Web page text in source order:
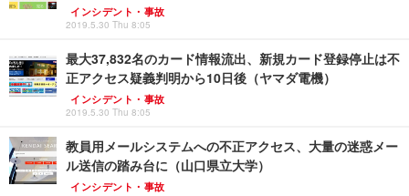
インシデント・事故
2019.5.30 Thu 8:05
最大37,832名のカード情報流出、新規カード登録停止は不
正アクセス疑義判明から10日後（ヤマダ電機）
インシデント・事故
2019.5.30 Thu 8:05
教員用メールシステムへの不正アクセス、大量の迷惑メー
ル送信の踏み台に（山口県立大学）
インシデント・事故